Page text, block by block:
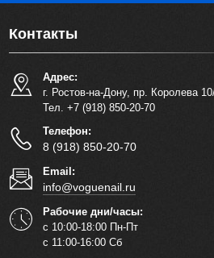
Контакты
Адрес:
г. Ростов-на-Дону, пр. Королева
Тел. +7 (918) 850-20-70
Телефон:
8 (918) 850-20-70
Email:
info@voguenail.ru
Рабочие дни/часы:
с 10:00-18:00 Пн-Пт
с 11:00-16:00 Сб